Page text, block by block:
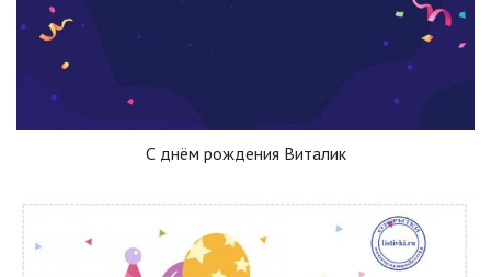
С днём рождения Виталик